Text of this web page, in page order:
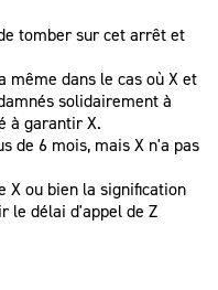
tomber sur cet arrêt et
dans le cas où X et
solidairement à
à garantir X.
de 6 mois, mais X n'a pas
X ou bien la signification
le délai d'appel de Z